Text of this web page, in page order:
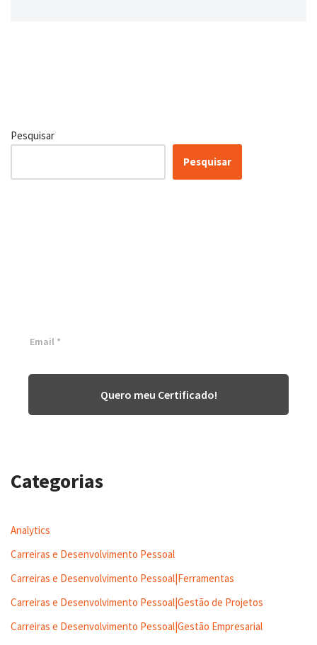
Pesquisar
Pesquisar
Quero meu Certificado!
Categorias
Analytics
Carreiras e Desenvolvimento Pessoal
Carreiras e Desenvolvimento Pessoal|Ferramentas
Carreiras e Desenvolvimento Pessoal|Gestão de Projetos
Carreiras e Desenvolvimento Pessoal|Gestão Empresarial